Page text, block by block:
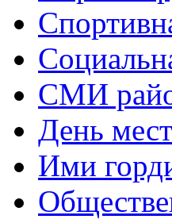
СМИ
День
Ими